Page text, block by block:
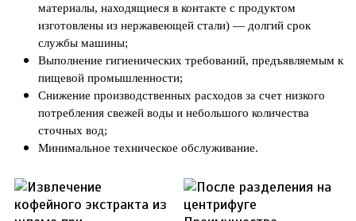
материалы, находящиеся в контакте с продуктом
изготовлены из нержавеющей стали) — долгий срок
службы машины;
Выполнение гигиенических требований, предъявляемым к
пищевой промышленности;
Снижение производственных расходов за счет низкого
потребления свежей воды и небольшого количества
сточных вод;
Минимальное техническое обслуживание.